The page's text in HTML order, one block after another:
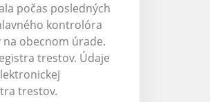
počas posledných
kontrolóra
obecnom úrade.
trestov. Údaje
trestov.